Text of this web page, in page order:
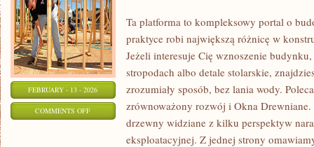
FEBRUARY - 13 - 2026
COMMENTS OFFON
TECHNOLOGIE
Ta platforma to kompleksowy portal o
praktyce robi największą różnicę w
Jeżeli interesuje Cię wznoszenie
stropodach albo detale stolarskie,
zrozumiały sposób, bez lania wody.
zrównoważony rozwój i Okna
drzewny widziane z kilku perspektyw
eksploatacyjnej. Z jednej strony